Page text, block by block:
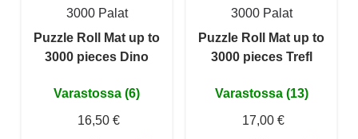
3000 Palat
Puzzle Roll Mat up to
3000 pieces Dino
Varastossa (6)
16,50 €
3000 Palat
Puzzle Roll Mat up to
3000 pieces Trefl
Varastossa (13)
17,00 €